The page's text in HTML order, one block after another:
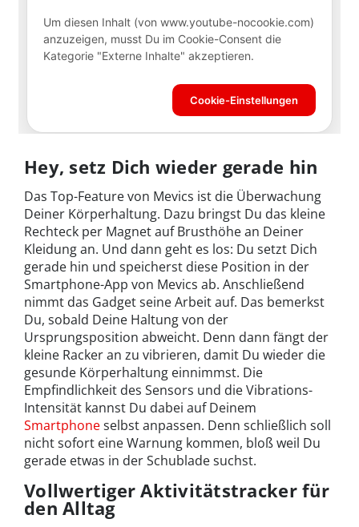
Hey, setz Dich wieder gerade hin
Das Top-Feature von Mevics ist die Überwachung
Deiner Körperhaltung. Dazu bringst Du das kleine
Rechteck per Magnet auf Brusthöhe an Deiner
Kleidung an. Und dann geht es los: Du setzt Dich
gerade hin und speicherst diese Position in der
Smartphone-App von Mevics ab. Anschließend
nimmt das Gadget seine Arbeit auf. Das bemerkst
Du, sobald Deine Haltung von der
Ursprungsposition abweicht. Denn dann fängt der
kleine Racker an zu vibrieren, damit Du wieder die
gesunde Körperhaltung einnimmst. Die
Empfindlichkeit des Sensors und die Vibrations-
Intensität kannst Du dabei auf Deinem
Smartphoneselbst anpassen. Denn schließlich soll
nicht sofort eine Warnung kommen, bloß weil Du
gerade etwas in der Schublade suchst.
Vollwertiger Aktivitätstracker für
den Alltag